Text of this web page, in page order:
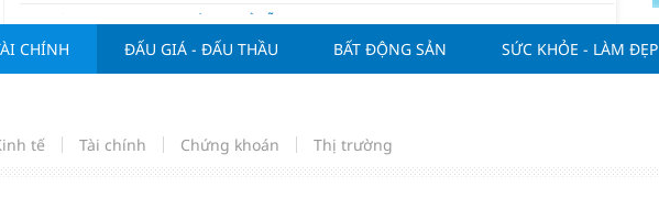
10:10 Dùng lá tía tô thế nào để hỗ trợ làm đẹp da, mượt tóc?
10:10 Giá vàng hôm nay 6/8: "Nhảy vọt" sau một đêm
09:15 Đề xuất đưa kim cương vào ngành nghề kinh doanh có điều kiện như vàng
09:00 Khơi thông nguồn cung vật liệu xây dựng
CHÍNH ĐẤU GIÁ - ĐẤU THẦU BẤT ĐỘNG SẢN SỨC KHỎE - LÀM ĐẸP
tế Tài chính Chứng khoán Thị trường